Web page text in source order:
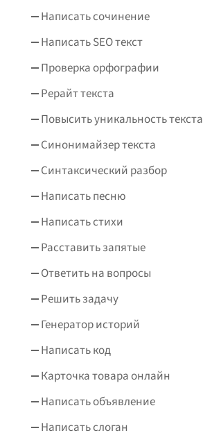
Написать сочинение
Написать SEO текст
Проверка орфографии
Рерайт текста
Повысить уникальность текста
Синонимайзер текста
Синтаксический разбор
Написать песню
Написать стихи
Расставить запятые
Ответить на вопросы
Решить задачу
Генератор историй
Написать код
Карточка товара онлайн
Написать объявление
Написать слоган